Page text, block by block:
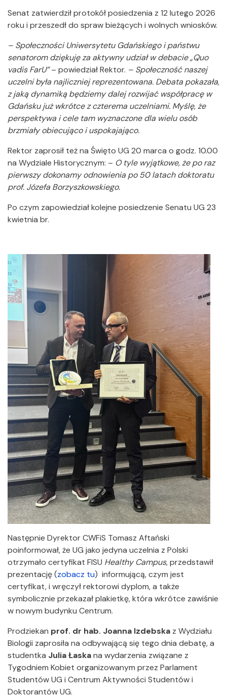
Senat zatwierdził protokół posiedzenia z 12 lutego 2026
roku i przeszedł do spraw bieżących i wolnych wniosków.
– Społeczności Uniwersytetu Gdańskiego i państwu
senatorom dziękuję za aktywny udział w debacie „Quo
vadis FarU”– powiedział Rektor. – Społeczność naszej
uczelni była najliczniej reprezentowana. Debata pokazała,
z jaką dynamiką będziemy dalej rozwijać współpracę w
Gdańsku już wkrótce z czterema uczelniami. Myślę, że
perspektywa i cele tam wyznaczone dla wielu osób
brzmiały obiecująco i uspokajająco.
Rektor zaprosił też na Święto UG 20 marca o godz. 10.00
na Wydziale Historycznym: – O tyle wyjątkowe, że po raz
pierwszy dokonamy odnowienia po 50 latach doktoratu
prof. Józefa Borzyszkowskiego.
Po czym zapowiedział kolejne posiedzenie Senatu UG 23
kwietnia br.
Następnie Dyrektor CWFiS Tomasz Aftański
poinformował, że UG jako jedyna uczelnia z Polski
otrzymało certyfikat FISU Healthy Campus, przedstawił
prezentację (zobacz tu) informującą, czym jest
certyfikat, i wręczył rektorowi dyplom, a także
symbolicznie przekazał plakietkę, która wkrótce zawiśnie
w nowym budynku Centrum.
Prodziekan prof. dr hab. Joanna Izdebska z Wydziału
Biologii zaprosiła na odbywającą się tego dnia debatę, a
studentka Julia Łaskana wydarzenia związane z
Tygodniem Kobiet organizowanym przez Parlament
Studentów UG i Centrum Aktywności Studentów i
Doktorantów UG.